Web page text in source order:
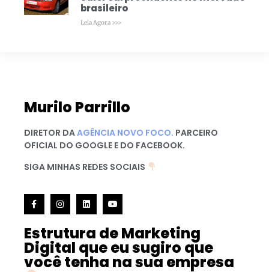
brasileiro
Leia Agora >>>
Murilo Parrillo
DIRETOR DAAGÊNCIA NOVO FOCO. PARCEIRO
OFICIAL DO GOOGLE E DO FACEBOOK.
SIGA MINHAS REDES SOCIAIS
Estrutura de Marketing
Digital que eu sugiro que
você tenha na sua empresa